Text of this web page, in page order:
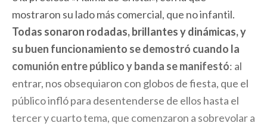
mostraron su lado más comercial, que no infantil.
Todas sonaron rodadas, brillantes y dinámicas, y
su buen funcionamiento se demostró cuando la
comunión entre público y banda se manifestó: al
entrar, nos obsequiaron con globos de fiesta, que el
público infló para desentenderse de ellos hasta el
tercer y cuarto tema, que comenzaron a sobrevolar a